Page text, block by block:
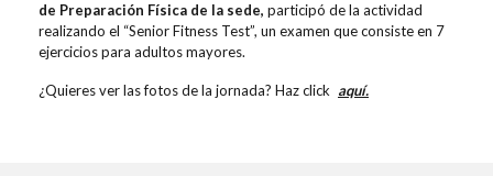
de Preparación Física de la sede, participó de la actividad
realizando el “Senior Fitness Test”, un examen que consiste en 7
ejercicios para adultos mayores.
¿Quieres ver las fotos de la jornada? Haz click aquí.